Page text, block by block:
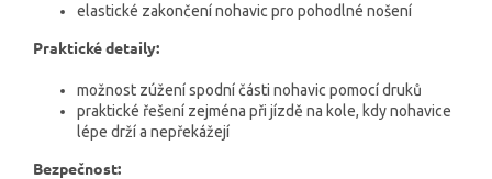
elastické zakončení nohavic pro pohodlné nošení
Praktické detaily:
možnost zúžení spodní části nohavic pomocí druků
praktické řešení zejména při jízdě na kole, kdy nohavice
lépe drží a nepřekážejí
Bezpečnost: